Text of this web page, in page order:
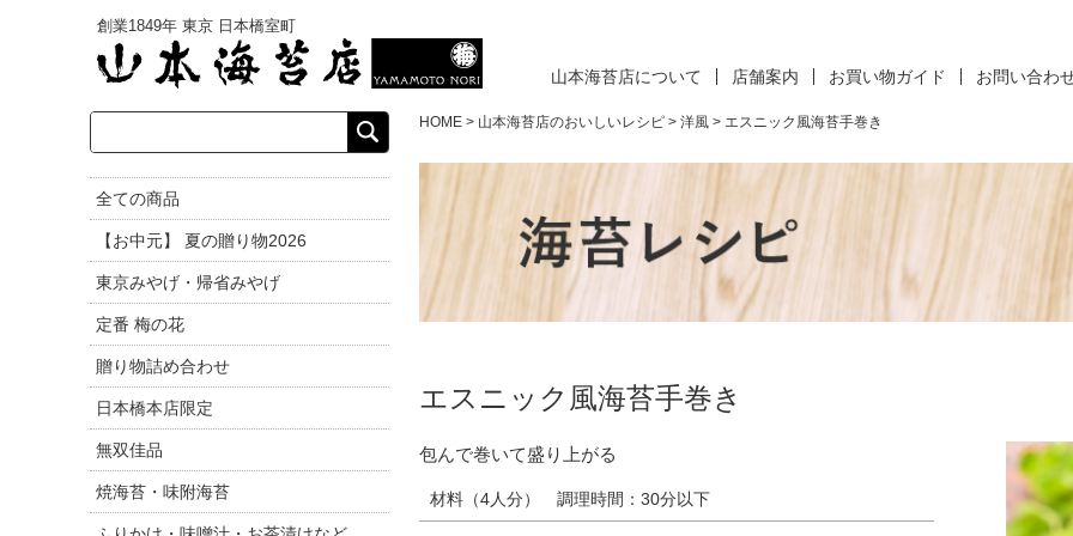
創業1849年 東京 日本橋室町
山本海苔店について 店舗案内 お買い物ガイド お問い合わ
HOME> 山本海苔店のおいしいレシピ> 洋風> エスニック風海苔手巻き
エスニック風海苔手巻き
包んで巻いて盛り上がる
材料（4人分） 調理時間：30分以下